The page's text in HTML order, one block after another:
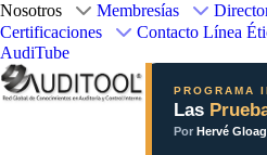
Nosotros Membresías
Certificaciones
Contacto Línea
AudiTube
PROGRAMA
Las
PorHervé